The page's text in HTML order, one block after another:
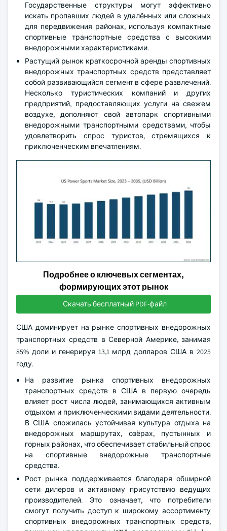
Государственные структуры могут эффективно
искать пропавших людей в удалённых или сложных
для передвижения районах, используя компактные
спортивные транспортные средства с высокими
внедорожными характеристиками.
Растущий рынок краткосрочной аренды спортивных
внедорожных транспортных средств представляет
собой развивающийся сегмент в сфере развлечений.
Несколько туристических компаний и других
предприятий, предоставляющих услуги на свежем
воздухе, дополняют свой автопарк спортивными
внедорожными транспортными средствами, чтобы
удовлетворить спрос туристов, стремящихся к
приключенческим впечатлениям.
Подробнее о ключевых сегментах,
формирующих этот рынок
Скачать бесплатный PDF-файл
США доминирует на рынке спортивных внедорожных
транспортных средств в Северной Америке, занимая
85% доли и генерируя 13,1 млрд долларов США в 2025
году.
На развитие рынка спортивных внедорожных
транспортных средств в США в первую очередь
влияет рост числа людей, занимающихся активным
отдыхом и приключенческими видами деятельности.
В США сложилась устойчивая культура отдыха на
внедорожных маршрутах, озёрах, пустынных и
горных районах, что обеспечивает стабильный спрос
на спортивные внедорожные транспортные
средства.
Рост рынка поддерживается благодаря обширной
сети дилеров и активному присутствию ведущих
производителей. Это означает, что потребители
смогут получить доступ к широкому ассортименту
спортивных внедорожных транспортных средств,